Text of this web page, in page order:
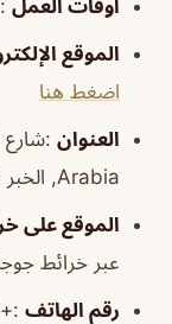
أوقات العمل :
الموقع
اضغط هنا
العنوان
Arabia, الخبر 34423، المملكة العربية السعودية
الموقع على
عبر خرائط
رقم الهاتف :+966554125898